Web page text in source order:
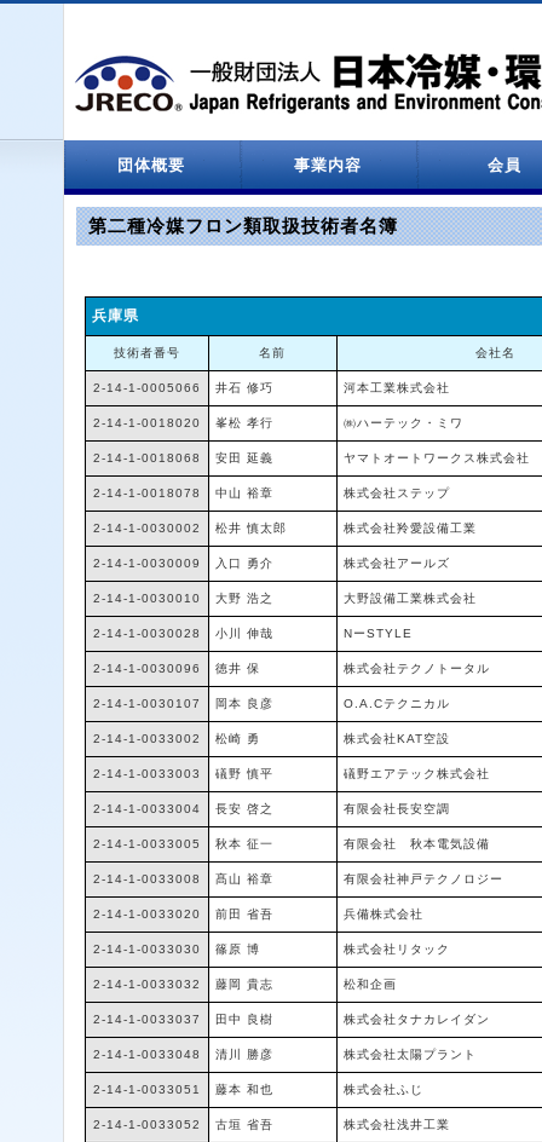
団体概要
設立関係
役員名簿
定款
決算報告
情報処理センター
事業内容 会員
会員一覧
第二種冷媒フロン類取扱技術者名簿
兵庫県
技術者番号 名前 会社名
2-14-1-0005066 井石 修巧 河本工業株式会社
2-14-1-0018020 峯松 孝行 ㈱ハーテック・ミワ
2-14-1-0018068 安田 延義 ヤマトオートワークス株式会社
2-14-1-0018078 中山 裕章 株式会社ステップ
2-14-1-0030002 松井 慎太郎 株式会社羚愛設備工業
2-14-1-0030009 入口 勇介 株式会社アールズ
2-14-1-0030010 大野 浩之 大野設備工業株式会社
2-14-1-0030028 小川 伸哉 NーSTYLE
2-14-1-0030096 徳井 保 株式会社テクノトータル
2-14-1-0030107 岡本 良彦 O.A.Cテクニカル
2-14-1-0033002 松崎 勇 株式会社KAT空設
2-14-1-0033003 礒野 慎平 礒野エアテック株式会社
2-14-1-0033004 長安 啓之 有限会社長安空調
2-14-1-0033005 秋本 征一 有限会社 秋本電気設備
2-14-1-0033008 髙山 裕章 有限会社神戸テクノロジー
2-14-1-0033020 前田 省吾 兵備株式会社
2-14-1-0033030 篠原 博 株式会社リタック
2-14-1-0033032 藤岡 貴志 松和企画
2-14-1-0033037 田中 良樹 株式会社タナカレイダン
2-14-1-0033048 清川 勝彦 株式会社太陽プラント
2-14-1-0033051 藤本 和也 株式会社ふじ
2-14-1-0033052 古垣 省吾 株式会社浅井工業